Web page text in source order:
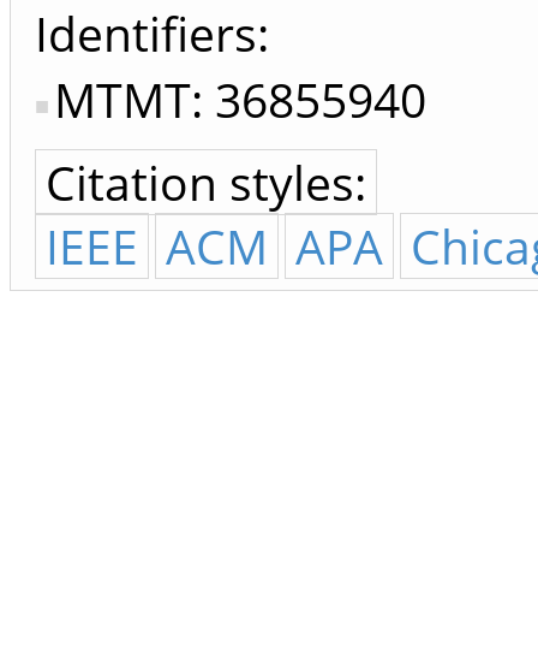
Identifiers
MTMT: 36855940
Citation styles:
IEEE ACM APA